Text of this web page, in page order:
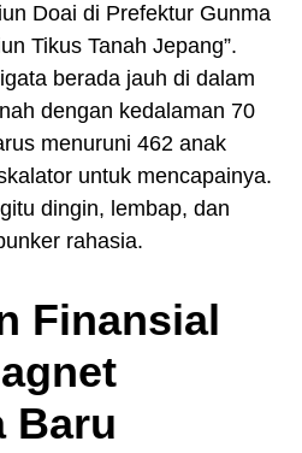
Doai di Prefektur Gunma
Tikus Tanah Jepang”.
berada jauh di dalam
dengan kedalaman 70
menuruni 462 anak
untuk mencapainya.
dingin, lembap, dan
rahasia.
Finansial
Baru